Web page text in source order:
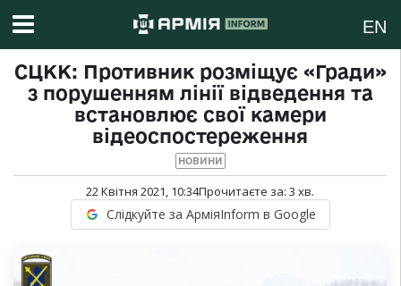
EN
СЦКК: Противник розміщує «Гради»
з порушенням лінії відведення та
встановлює свої камери
відеоспостереження
НОВИНИ
22 Квітня 2021, 10:34Прочитаєте за: 3 хв.
Слідкуйте за АрміяInform в Google